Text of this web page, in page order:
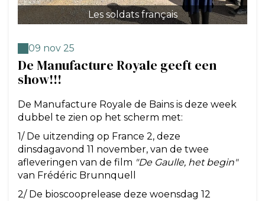
Les soldats français
09 nov 25
De Manufacture Royale geeft een
show!!!
De Manufacture Royale de Bains is deze week
dubbel te zien op het scherm met:
1/ De uitzending op France 2, deze
dinsdagavond 11 november, van de twee
afleveringen van de film "De Gaulle, het begin"
van Frédéric Brunnquell
2/ De bioscooprelease deze woensdag 12